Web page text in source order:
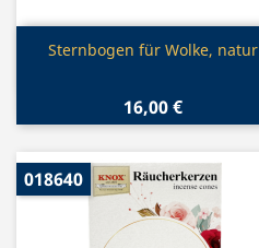
Vorschau
Sternbogen für Wolke, natur
16,00 €
018640